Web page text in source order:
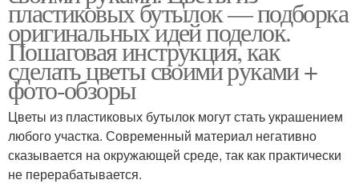
Клумба из бутылок
Клумба из пластиковых
бутылок
Ромашки из
пластиковых бутылок
Цвета из бутылок
пластиковых бутылок — подборка
оригинальных идей поделок.
Пошаговая инструкция, как
сделать цветы своими руками +
фото-обзоры
Цветы из пластиковых бутылок могут стать украшением
любого участка. Современный материал негативно
сказывается на окружающей среде, так как практически
не перерабатывается.